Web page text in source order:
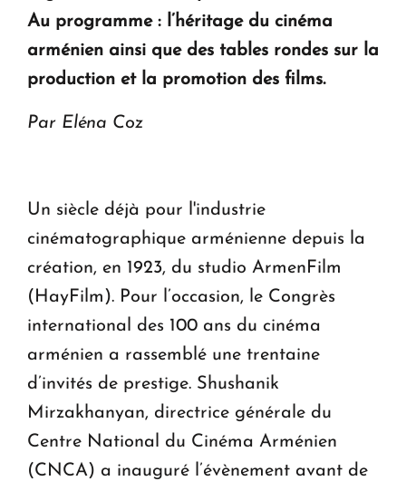
Le premier hôtel Hyatt Regency d'Arménie
ouvrira ses portes à Dilijan
Au programme : l’héritage du cinéma
arménien ainsi que des tables rondes sur la
production et la promotion des films.
Par Eléna Coz
Un siècle déjà pour l'industrie
cinématographique arménienne depuis la
création, en 1923, du studio ArmenFilm
(HayFilm). Pour l’occasion, le Congrès
international des 100 ans du cinéma
arménien a rassemblé une trentaine
d’invités de prestige. Shushanik
Mirzakhanyan, directrice générale du
Centre National du Cinéma Arménien
(CNCA) a inauguré l’évènement avant de